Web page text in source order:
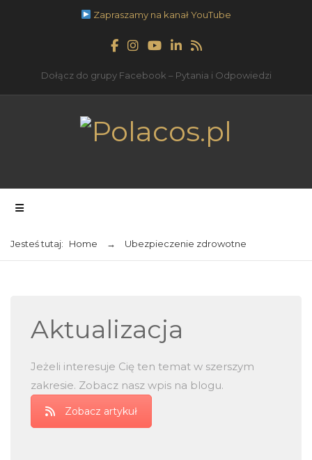
Zapraszamy na kanał YouTube
Dołącz do grupy Facebook – Pytania i Odpowiedzi
Jesteś tutaj: Home → Ubezpieczenie zdrowotne
Aktualizacja
Jeżeli interesuje Cię ten temat w szerszym
zakresie. Zobacz nasz wpis na blogu.
Zobacz artykuł